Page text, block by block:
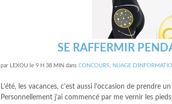
SE RAFFERMIR
par LEXOU le 9 H 38 MIN dans CONCOURS NUAGE
L’été, les vacances, c’est aussi l’occasion de
Personnellement j’ai commencé par me vernir les